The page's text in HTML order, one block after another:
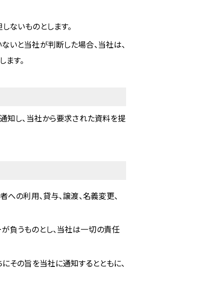
ないものとします。
いと当社が判断した場合、当社は、
す。
知し、当社から要求された資料を提
の利用、貸与、譲渡、名義変更、
負うものとし、当社は一切の責任
その旨を当社に通知するとともに、